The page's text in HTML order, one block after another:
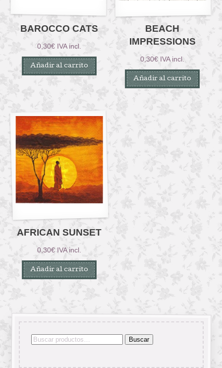
BAROCCO CATS
0,30€ IVA incl.
Añadir al carrito
BEACH
IMPRESSIONS
0,30€ IVA incl.
Añadir al carrito
AFRICAN SUNSET
0,30€ IVA incl.
Añadir al carrito
Buscar
Buscar